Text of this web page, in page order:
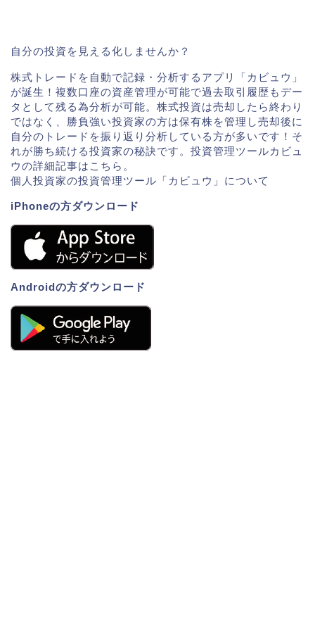
自分の投資を見える化しませんか？
株式トレードを自動で記録・分析するアプリ「カビュウ」
が誕生！複数口座の資産管理が可能で過去取引履歴もデー
タとして残る為分析が可能。株式投資は売却したら終わり
ではなく、勝負強い投資家の方は保有株を管理し売却後に
自分のトレードを振り返り分析している方が多いです！そ
れが勝ち続ける投資家の秘訣です。投資管理ツールカビュ
ウの詳細記事はこちら。
個人投資家の投資管理ツール「カビュウ」について
iPhoneの方ダウンロード
Androidの方ダウンロード